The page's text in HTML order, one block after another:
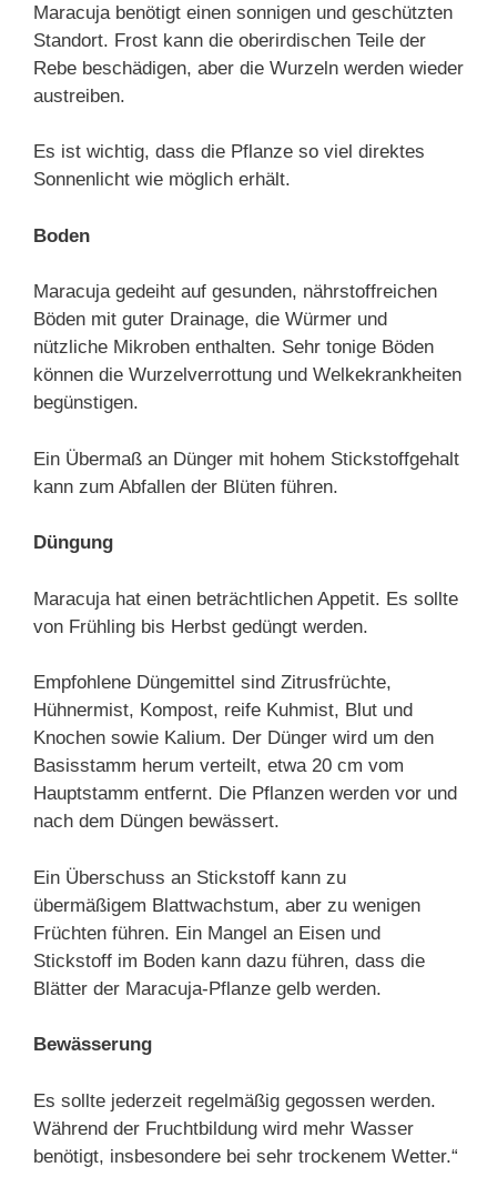
Maracuja benötigt einen sonnigen und geschützten
Standort. Frost kann die oberirdischen Teile der
Rebe beschädigen, aber die Wurzeln werden wieder
austreiben.
Es ist wichtig, dass die Pflanze so viel direktes
Sonnenlicht wie möglich erhält.
Boden
Maracuja gedeiht auf gesunden, nährstoffreichen
Böden mit guter Drainage, die Würmer und
nützliche Mikroben enthalten. Sehr tonige Böden
können die Wurzelverrottung und Welkekrankheiten
begünstigen.
Ein Übermaß an Dünger mit hohem Stickstoffgehalt
kann zum Abfallen der Blüten führen.
Düngung
Maracuja hat einen beträchtlichen Appetit. Es sollte
von Frühling bis Herbst gedüngt werden.
Empfohlene Düngemittel sind Zitrusfrüchte,
Hühnermist, Kompost, reife Kuhmist, Blut und
Knochen sowie Kalium. Der Dünger wird um den
Basisstamm herum verteilt, etwa 20 cm vom
Hauptstamm entfernt. Die Pflanzen werden vor und
nach dem Düngen bewässert.
Ein Überschuss an Stickstoff kann zu
übermäßigem Blattwachstum, aber zu wenigen
Früchten führen. Ein Mangel an Eisen und
Stickstoff im Boden kann dazu führen, dass die
Blätter der Maracuja-Pflanze gelb werden.
Bewässerung
Es sollte jederzeit regelmäßig gegossen werden.
Während der Fruchtbildung wird mehr Wasser
benötigt, insbesondere bei sehr trockenem Wetter.“